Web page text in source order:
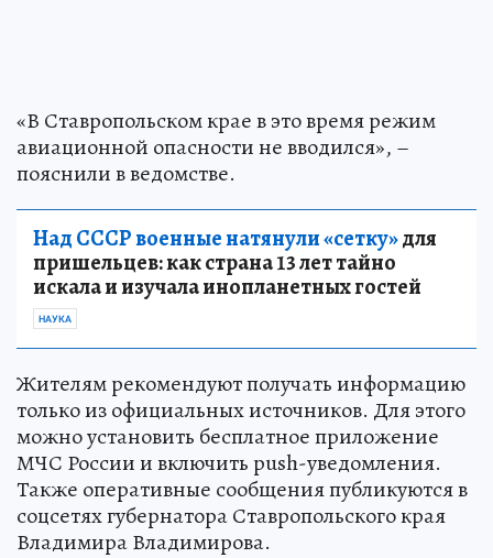
«В Ставропольском крае в это время режим
авиационной опасности не вводился», –
пояснили в ведомстве.
Над СССР военные натянули «сетку»для
пришельцев: как страна 13 лет тайно
искала и изучала инопланетных гостей
НАУКА
Жителям рекомендуют получать информацию
только из официальных источников. Для этого
можно установить бесплатное приложение
МЧС России и включить push-уведомления.
Также оперативные сообщения публикуются в
соцсетях губернатора Ставропольского края
Владимира Владимирова.